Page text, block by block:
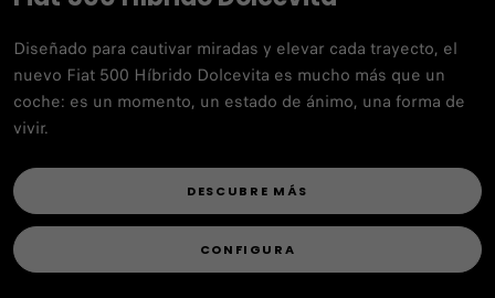
Diseñado para cautivar miradas y elevar cada trayecto, el
nuevo Fiat 500 Híbrido Dolcevita es mucho más que un
coche: es un momento, un estado de ánimo, una forma de
vivir.
DESCUBRE MÁS
CONFIGURA